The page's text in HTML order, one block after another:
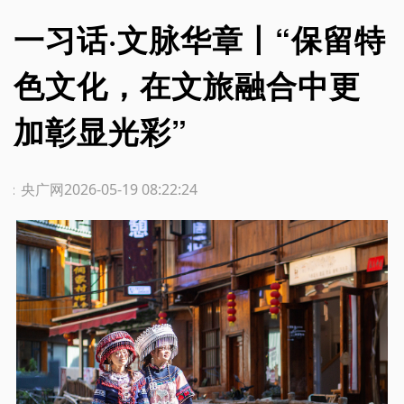
一习话·文脉华章丨“保留特
色文化，在文旅融合中更
加彰显光彩”
2026-05-19 08:22:24
：央广网